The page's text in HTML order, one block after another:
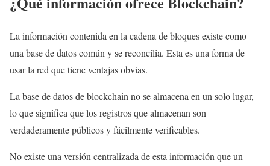
La información contenida en la cadena de bloques existe como
una base de datos común y se reconcilia. Esta es una forma de
usar la red que tiene ventajas obvias.
La base de datos de blockchain no se almacena en un solo lugar,
lo que significa que los registros que almacenan son
verdaderamente públicos y fácilmente verificables.
No existe una versión centralizada de esta información que un